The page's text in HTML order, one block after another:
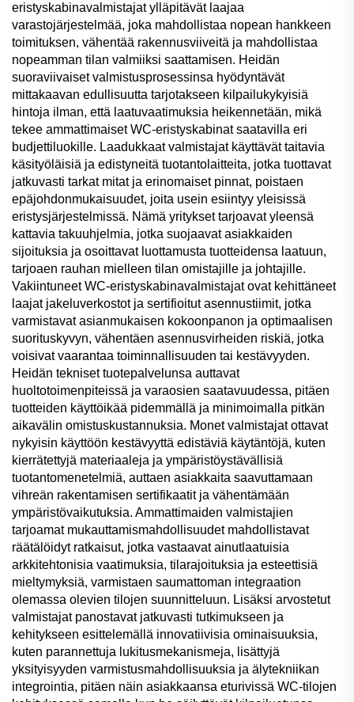
eristyskabinavalmistajat ylläpitävät laajaa
varastojärjestelmää, joka mahdollistaa nopean hankkeen
toimituksen, vähentää rakennusviiveitä ja mahdollistaa
nopeamman tilan valmiiksi saattamisen. Heidän
suoraviivaiset valmistusprosessinsa hyödyntävät
mittakaavan edullisuutta tarjotakseen kilpailukykyisiä
hintoja ilman, että laatuvaatimuksia heikennetään, mikä
tekee ammattimaiset WC-eristyskabinat saatavilla eri
budjettiluokille. Laadukkaat valmistajat käyttävät taitavia
käsityöläisiä ja edistyneitä tuotantolaitteita, jotka tuottavat
jatkuvasti tarkat mitat ja erinomaiset pinnat, poistaen
epäjohdonmukaisuudet, joita usein esiintyy yleisissä
eristysjärjestelmissä. Nämä yritykset tarjoavat yleensä
kattavia takuuhjelmia, jotka suojaavat asiakkaiden
sijoituksia ja osoittavat luottamusta tuotteidensa laatuun,
tarjoaen rauhan mielleen tilan omistajille ja johtajille.
Vakiintuneet WC-eristyskabinavalmistajat ovat kehittäneet
laajat jakeluverkostot ja sertifioitut asennustiimit, jotka
varmistavat asianmukaisen kokoonpanon ja optimaalisen
suorituskyvyn, vähentäen asennusvirheiden riskiä, jotka
voisivat vaarantaa toiminnallisuuden tai kestävyyden.
Heidän tekniset tuotepalvelunsa auttavat
huoltotoimenpiteissä ja varaosien saatavuudessa, pitäen
tuotteiden käyttöikää pidemmällä ja minimoimalla pitkän
aikavälin omistuskustannuksia. Monet valmistajat ottavat
nykyisin käyttöön kestävyyttä edistäviä käytäntöjä, kuten
kierrätettyjä materiaaleja ja ympäristöystävällisiä
tuotantomenetelmiä, auttaen asiakkaita saavuttamaan
vihreän rakentamisen sertifikaatit ja vähentämään
ympäristövaikutuksia. Ammattimaiden valmistajien
tarjoamat mukauttamismahdollisuudet mahdollistavat
räätälöidyt ratkaisut, jotka vastaavat ainutlaatuisia
arkkitehtonisia vaatimuksia, tilarajoituksia ja esteettisiä
mieltymyksiä, varmistaen saumattoman integraation
olemassa olevien tilojen suunnitteluun. Lisäksi arvostetut
valmistajat panostavat jatkuvasti tutkimukseen ja
kehitykseen esittelemällä innovatiivisia ominaisuuksia,
kuten parannettuja lukitusmekanismeja, lisättyjä
yksityisyyden varmistusmahdollisuuksia ja älytekniikan
integrointia, pitäen näin asiakkaansa eturivissä WC-tilojen